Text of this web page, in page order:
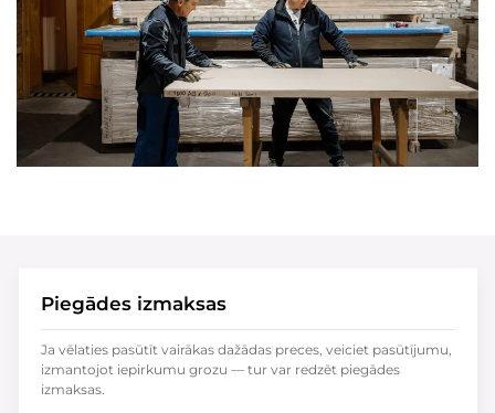
Piegādes izmaksas
Ja vēlaties pasūtīt vairākas dažādas preces, veiciet pasūtījumu,
izmantojot iepirkumu grozu — tur var redzēt piegādes
izmaksas.